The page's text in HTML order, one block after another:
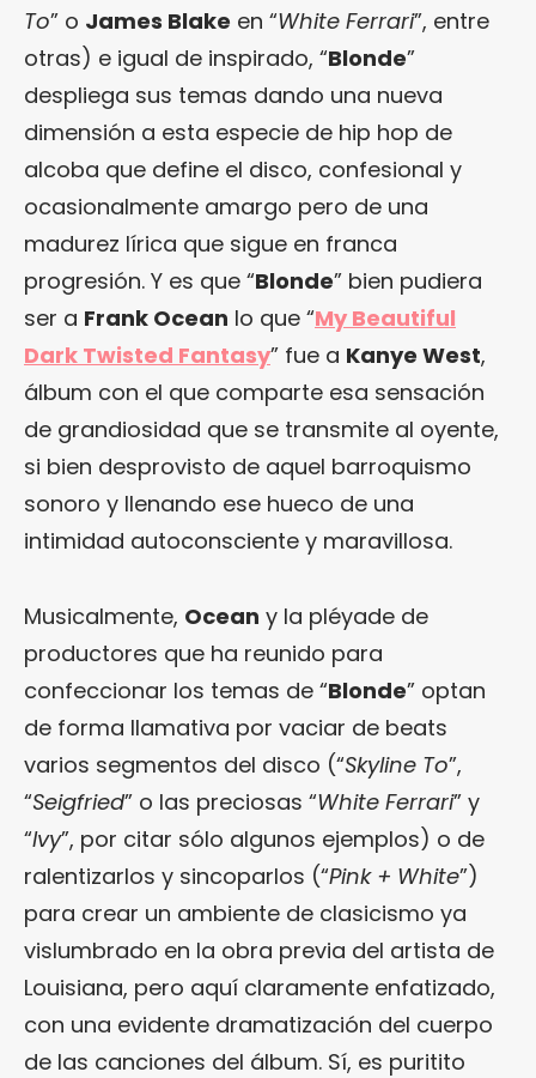
To” o James Blake en “White Ferrari”, entre
otras) e igual de inspirado, “Blonde”
despliega sus temas dando una nueva
dimensión a esta especie de hip hop de
alcoba que define el disco, confesional y
ocasionalmente amargo pero de una
madurez lírica que sigue en franca
progresión. Y es que “Blonde” bien pudiera
ser a Frank Ocean lo que “My Beautiful
Dark Twisted Fantasy” fue a Kanye West,
álbum con el que comparte esa sensación
de grandiosidad que se transmite al oyente,
si bien desprovisto de aquel barroquismo
sonoro y llenando ese hueco de una
intimidad autoconsciente y maravillosa.
Musicalmente, Ocean y la pléyade de
productores que ha reunido para
confeccionar los temas de “Blonde” optan
de forma llamativa por vaciar de beats
varios segmentos del disco (“Skyline To”,
“Seigfried” o las preciosas “White Ferrari” y
“Ivy”, por citar sólo algunos ejemplos) o de
ralentizarlos y sincoparlos (“Pink + White”)
para crear un ambiente de clasicismo ya
vislumbrado en la obra previa del artista de
Louisiana, pero aquí claramente enfatizado,
con una evidente dramatización del cuerpo
de las canciones del álbum. Sí, es puritito